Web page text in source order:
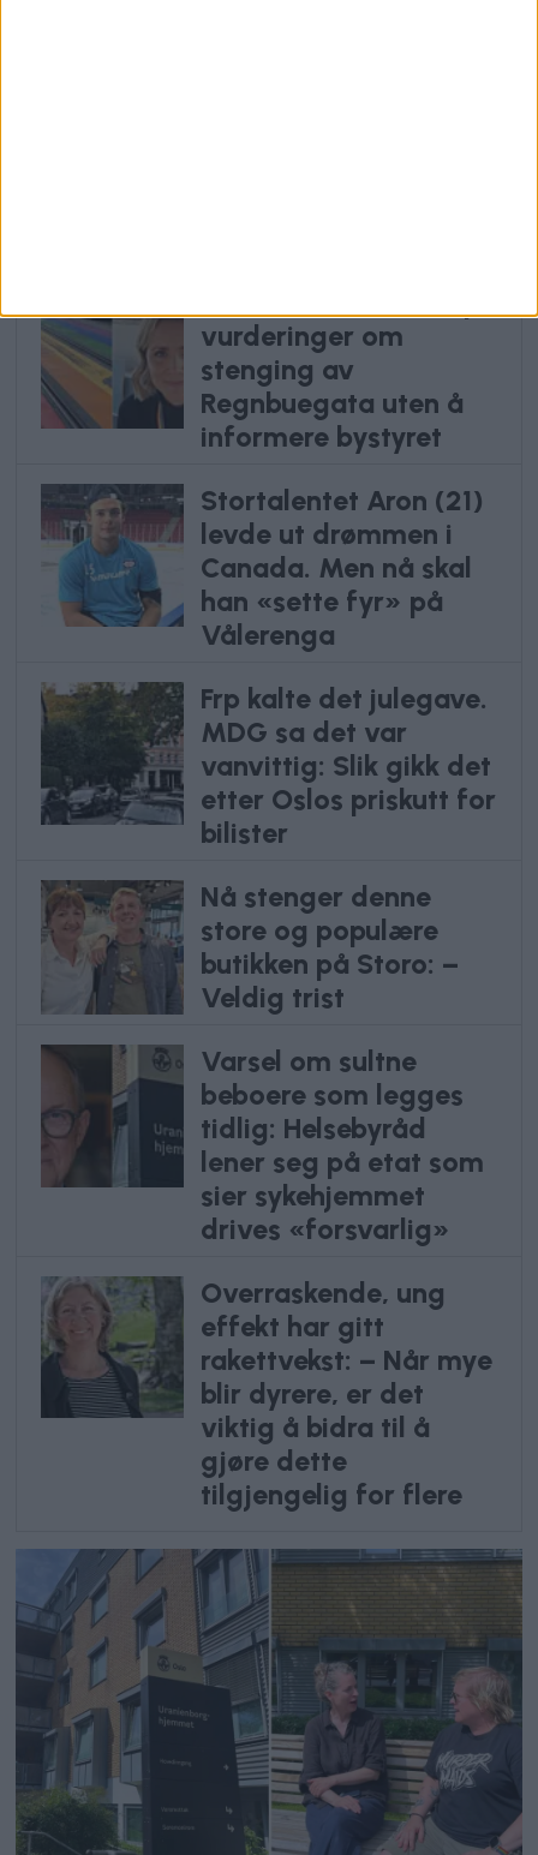
vurderinger om
stenging av
Regnbuegata uten å
informere bystyret
Stortalentet Aron (21)
levde ut drømmen i
Canada. Men nå skal
han «sette fyr» på
Vålerenga
Frp kalte det julegave.
MDG sa det var
vanvittig: Slik gikk det
etter Oslos priskutt for
bilister
Nå stenger denne
store og populære
butikken på Storo: –
Veldig trist
Varsel om sultne
beboere som legges
tidlig: Helsebyråd
lener seg på etat som
sier sykehjemmet
drives «forsvarlig»
Overraskende, ung
effekt har gitt
rakettvekst: – Når mye
blir dyrere, er det
viktig å bidra til å
gjøre dette
tilgjengelig for flere